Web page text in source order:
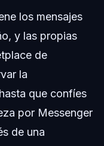
los mensajes
y las propias
de
la
que confíes
por Messenger
de una